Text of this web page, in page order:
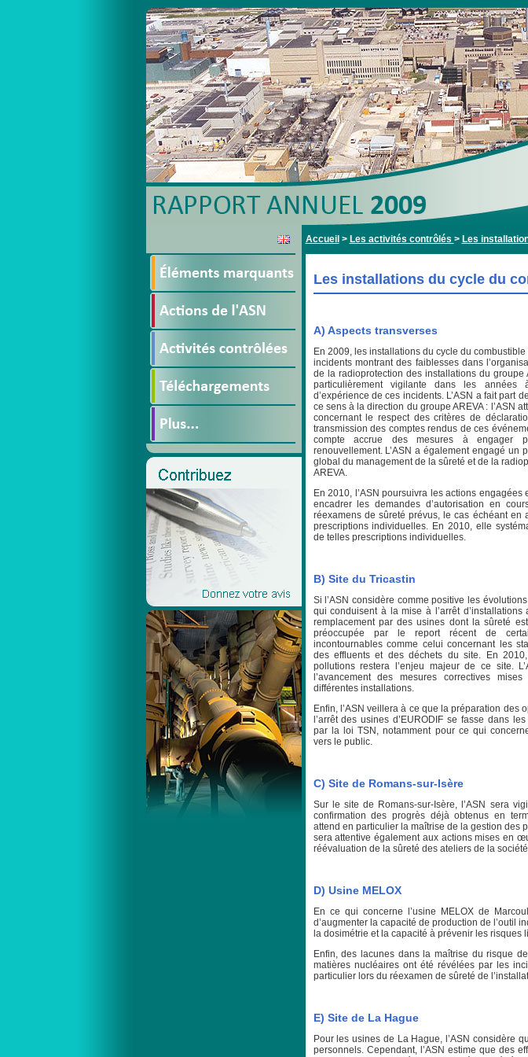
Accueil > Les activités contrôlés > Les
Les installations du cycle du
A) Aspects transverses
En 2009, les installations du cycle du
incidents montrant des faiblesses dans
de la radioprotection des installations du groupe
particulièrement vigilante dans les
d’expérience de ces incidents. L’ASN a fait part
ce sens à la direction du groupe AREVA : l’ASN
concernant le respect des critères de
transmission des comptes rendus de ces
compte accrue des mesures à engager
renouvellement. L’ASN a également engagé un
global du management de la sûreté et de la
AREVA.
En 2010, l’ASN poursuivra les actions engagées
encadrer les demandes d’autorisation en
réexamens de sûreté prévus, le cas échéant en
prescriptions individuelles. En 2010, elle
de telles prescriptions individuelles.
B) Site du Tricastin
Si l’ASN considère comme positive les
qui conduisent à la mise à l’arrêt
remplacement par des usines dont la sûreté
préoccupée par le report récent de
incontournables comme celui concernant les
des effluents et des déchets du site. En
pollutions restera l’enjeu majeur de ce site.
l’avancement des mesures correctives
différentes installations.
Enfin, l’ASN veillera à ce que la préparation des
l’arrêt des usines d’EURODIF se fasse dans
par la loi TSN, notamment pour ce qui
vers le public.
C) Site de Romans-sur-Isère
Sur le site de Romans-sur-Isère, l’ASN sera
confirmation des progrès déjà obtenus en
attend en particulier la maîtrise de la gestion des
sera attentive également aux actions mises en
réévaluation de la sûreté des ateliers de la société
D) Usine MELOX
En ce qui concerne l’usine MELOX de
d’augmenter la capacité de production de l’outil
la dosimétrie et la capacité à prévenir les risques
Enfin, des lacunes dans la maîtrise du risque
matières nucléaires ont été révélées par les
particulier lors du réexamen de sûreté de
E) Site de La Hague
Pour les usines de La Hague, l’ASN considère
personnels. Cependant, l’ASN estime que des